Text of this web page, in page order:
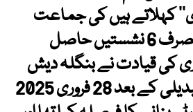
کہلاتے ہیں کی جماعت
عام انتخابات میں صرف 6 نشستیں حاصل
کی قیادت نے بنگلہ دیش
میں حکومت کی تبدیلی کے بعد 28 فروری 2025